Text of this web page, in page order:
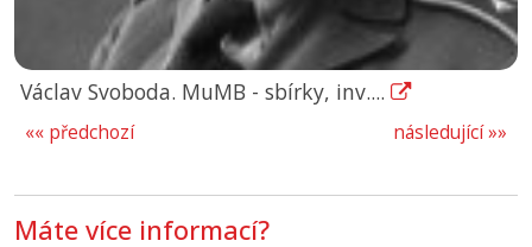
Václav Svoboda. MuMB - sbírky, inv....
následující »»
«« předchozí
Máte více informací?